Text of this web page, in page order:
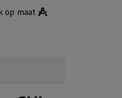
op maat